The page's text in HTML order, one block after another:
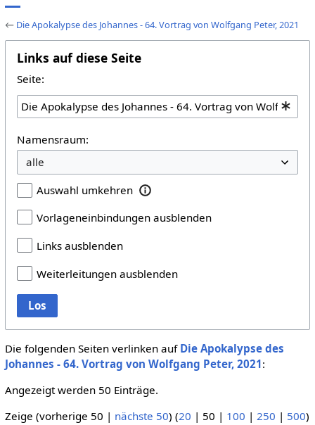
← Die Apokalypse des Johannes - 64. Vortrag von Wolfgang Peter, 2021
Links auf diese Seite
Seite:
Namensraum:
Auswahl umkehren
Vorlageneinbindungen ausblenden
Links ausblenden
Weiterleitungen ausblenden
Los
Die folgenden Seiten verlinken auf Die Apokalypse des
Johannes - 64. Vortrag von Wolfgang Peter, 2021:
Angezeigt werden 50 Einträge.
Zeige (vorherige 50 | nächste 50) (20 | 50 | 100 | 250 | 500)